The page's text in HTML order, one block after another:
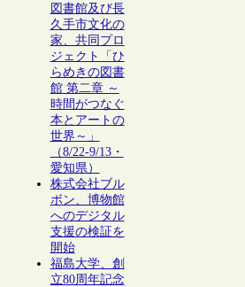
図書館及び長
久手市文化の
家、共同プロ
ジェクト「ひ
らめきの図書
館 第二章 ～
時間がつなぐ
本とアートの
世界～」
（8/22-9/13・
愛知県）
株式会社ブル
ボン、博物館
へのデジタル
支援の検証を
開始
福島大学、創
立80周年記念